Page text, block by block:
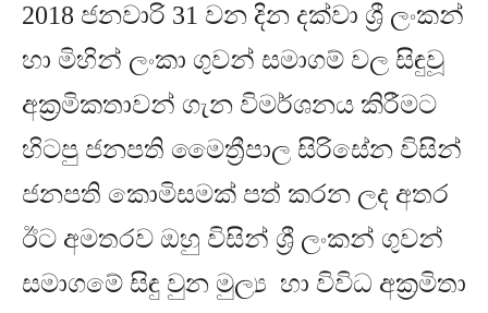
2018 ජනවාරි 31 වන දින දක්වා ශ්‍රී ලංකන්
හා මිහින් ලංකා ගුවන් සමාගම් වල සිඳුවූ
අක්‍රමිකතාවන් ගැන විමර්ශනය කිරීමට
හිටපු ජනපති මෛත්‍රීපාල සිරිසේන විසින්
ජනපති කොමිසමක් පත් කරන ලද අතර
ඊට අමතරව ඔහු විසින් ශ්‍රී ලංකන් ගුවන්
සමාගමේ සිඳු වුන මුල්‍ය හා විවිධ අක්‍රමිතා